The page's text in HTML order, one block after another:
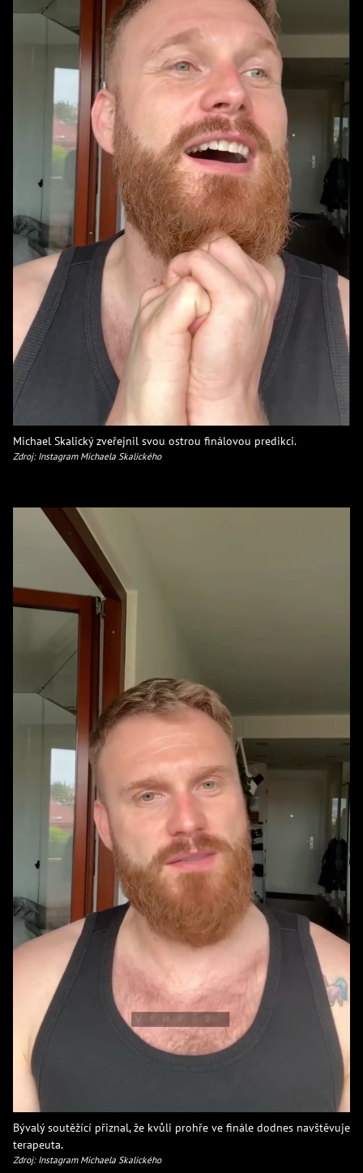
Michael Skalický zveřejnil svou ostrou finálovou predikci.
Zdroj: Instagram Michaela Skalického
Bývalý soutěžící přiznal, že kvůli prohře ve finále dodnes navštěvuje
terapeuta.
Zdroj: Instagram Michaela Skalického